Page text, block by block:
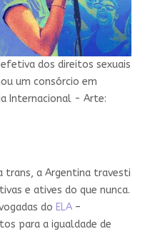
dos direitos sexuais
um consórcio em
Internacional - Arte:
trans, a Argentina travesti
e atives do que nunca.
do ELA–
para a igualdade de